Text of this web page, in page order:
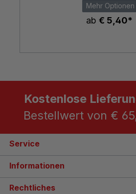
Mehr Optionen
ab € 5,40*
Kostenlose
Bestellwert von €
Service
Informationen
Rechtliches